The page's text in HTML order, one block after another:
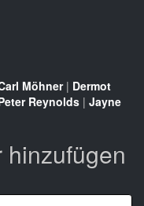
Möhner| Dermot
Reynolds | Jayne
hinzufügen